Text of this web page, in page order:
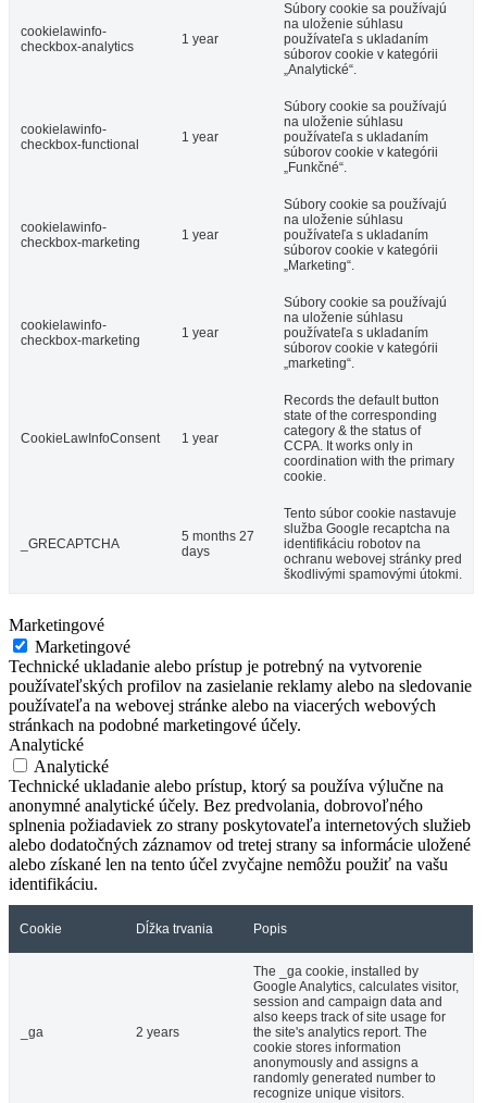
cookielawinfo-
checkbox-analytics
1 year
Súbory cookie sa používajú
na uloženie súhlasu
používateľa s ukladaním
súborov cookie v kategórii
„Analytické“.
cookielawinfo-
checkbox-functional
1 year
Súbory cookie sa používajú
na uloženie súhlasu
používateľa s ukladaním
súborov cookie v kategórii
„Funkčné“.
cookielawinfo-
checkbox-marketing
1 year
Súbory cookie sa používajú
na uloženie súhlasu
používateľa s ukladaním
súborov cookie v kategórii
„Marketing“.
cookielawinfo-
checkbox-marketing
1 year
Súbory cookie sa používajú
na uloženie súhlasu
používateľa s ukladaním
súborov cookie v kategórii
„marketing“.
CookieLawInfoConsent 1 year
Records the default button
state of the corresponding
category & the status of
CCPA. It works only in
coordination with the primary
cookie.
_GRECAPTCHA
5 months 27
days
Tento súbor cookie nastavuje
služba Google recaptcha na
identifikáciu robotov na
ochranu webovej stránky pred
škodlivými spamovými útokmi.
Marketingové
Marketingové
Technické ukladanie alebo prístup je potrebný na vytvorenie
používateľských profilov na zasielanie reklamy alebo na sledovanie
používateľa na webovej stránke alebo na viacerých webových
stránkach na podobné marketingové účely.
Analytické
Analytické
Technické ukladanie alebo prístup, ktorý sa používa výlučne na
anonymné analytické účely. Bez predvolania, dobrovoľného
splnenia požiadaviek zo strany poskytovateľa internetových služieb
alebo dodatočných záznamov od tretej strany sa informácie uložené
alebo získané len na tento účel zvyčajne nemôžu použiť na vašu
identifikáciu.
Cookie Dĺžka trvania Popis
_ga 2 years
The _ga cookie, installed by
Google Analytics, calculates visitor,
session and campaign data and
also keeps track of site usage for
the site's analytics report. The
cookie stores information
anonymously and assigns a
randomly generated number to
recognize unique visitors.